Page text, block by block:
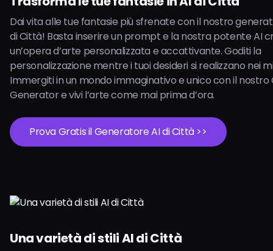
Dai vita alle tue fantasie più sfrenate con il nostro
di Città! Basta inserire un prompt e la nostra potente AI
un’opera d’arte personalizzata e accattivante. Goditi la
personalizzazione mentre i tuoi desideri si realizzano nei
Immergiti in un mondo immaginativo e unico con il nostro
Generator e vivi l’arte come mai prima d’ora.
Prova Gratis il Generatore AI di Città >>
Una varietà di stili AI di Città